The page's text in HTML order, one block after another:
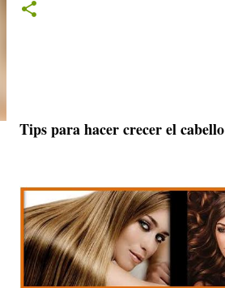
Tips para hacer crecer el cabello